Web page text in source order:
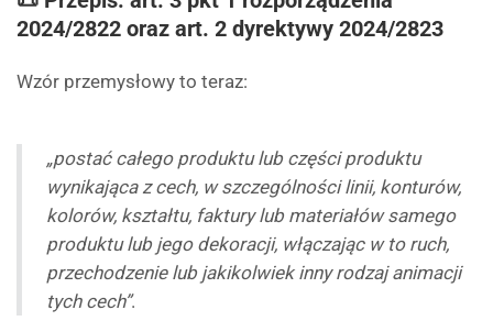
2024/2822 oraz art. 2 dyrektywy 2024/2823
Wzór przemysłowy to teraz:
„postać całego produktu lub części produktu
wynikająca z cech, w szczególności linii, konturów,
kolorów, kształtu, faktury lub materiałów samego
produktu lub jego dekoracji, włączając w to ruch,
przechodzenie lub jakikolwiek inny rodzaj animacji
tych cech”.